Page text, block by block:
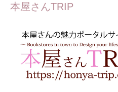
本屋さんTRIP